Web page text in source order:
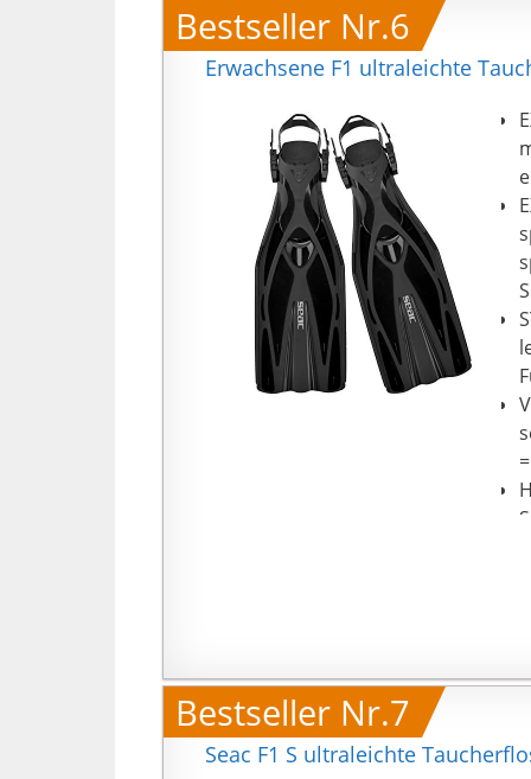
Bestseller Nr.6
Erwachsene F1 ultraleichte
Bestseller Nr.7
Seac F1 S ultraleichte